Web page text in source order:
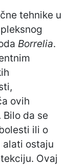
tehnike u
Borrelia.
ovih
da se
ili o
ostaju
Ovaj